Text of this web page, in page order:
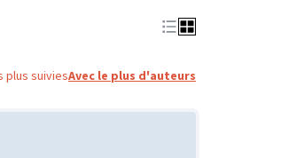
plus suiviesAvec le plus d'auteurs